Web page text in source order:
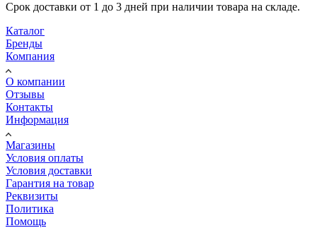
Срок доставки от 1 до 3 дней при наличии товара на складе.
Каталог
Бренды
Компания
О компании
Отзывы
Контакты
Информация
Магазины
Условия оплаты
Условия доставки
Гарантия на товар
Реквизиты
Политика
Помощь